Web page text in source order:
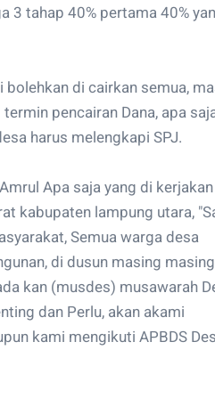
3 tahap 40% pertama 40%
bolehkan di cairkan semua,
pencairan Dana, apa
harus melengkapi SPJ.
Apa saja yang di kerjakan
kabupaten lampung utara,
Semua warga desa
di dusun masing
kan (musdes) musawarah
dan Perlu, akan akami
kami mengikuti APBDS